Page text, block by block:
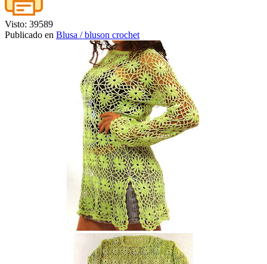
Visto: 39589
Publicado en Blusa / bluson crochet